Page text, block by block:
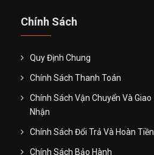
Chính Sách
Quy Định Chung
Chính Sách Thanh Toán
Chính Sách Vận Chuyển Và Giao
Nhận
Chính Sách Đổi Trả Và Hoàn Tiền
Chính Sách Bảo Hành